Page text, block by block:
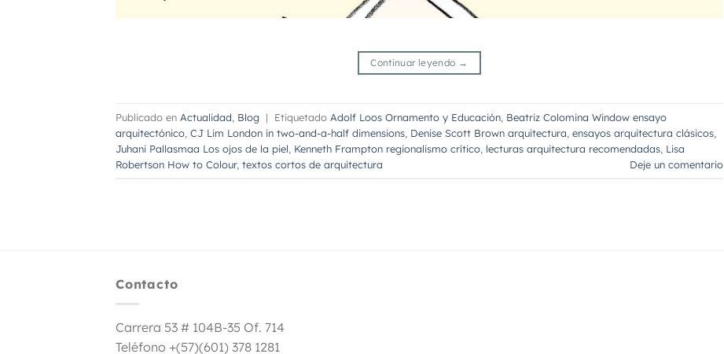
Continuar leyendo →
Publicado en Actualidad Blog | Etiquetado Adolf Loos Ornamento y Educación Beatriz Colomina Window ensayo
arquitectónico CJ Lim London in two-and-a-half dimensions Denise Scott Brown arquitectura ensayos arquitectura clásicos
Juhani Pallasmaa Los ojos de la piel Kenneth Frampton regionalismo crítico lecturas arquitectura recomendadas Lisa
Robertson How to Colour, textos cortos de arquitectura Deje un comentario
Contacto
Carrera 53 # 104B-35 Of. 714
Teléfono +(57)(601) 378 1281